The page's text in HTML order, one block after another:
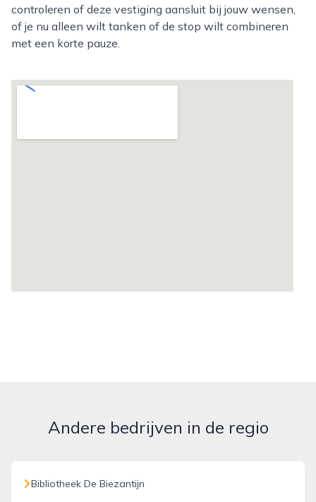
controleren of deze vestiging aansluit bij jouw wensen,
of je nu alleen wilt tanken of de stop wilt combineren
met een korte pauze.
Andere bedrijven in de regio
Bibliotheek De Biezantijn